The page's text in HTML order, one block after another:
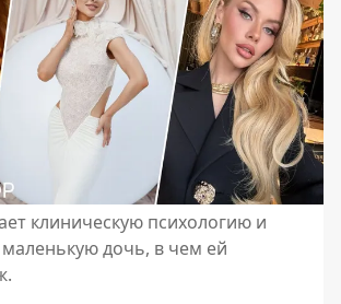
клиническую психологию и
дочь, в чем ей